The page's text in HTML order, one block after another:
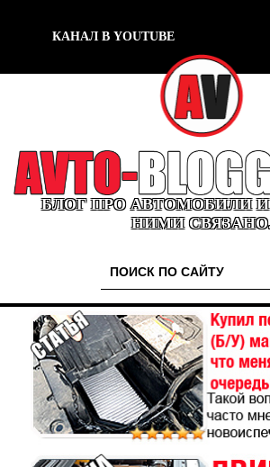
КАНАЛ В YOUTUBE
БЛОГ ПРО АВТОМОБИЛИ И
НИМИ